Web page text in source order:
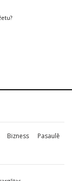
Bizness
Pasaulē